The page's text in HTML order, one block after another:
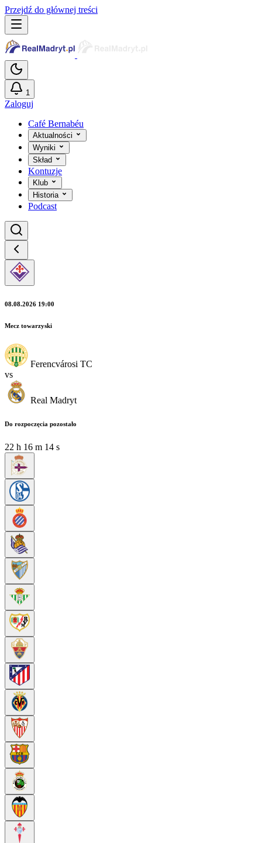
Przejdź do głównej treści
1
Zaloguj
Café Bernabéu
Aktualności
Wyniki
Skład
Kontuzje
Klub
Historia
Podcast
08.08.2026 19:00
Mecz towarzyski
Ferencvárosi TC
vs
Real Madryt
Do rozpoczęcia pozostało
22 h 16 m 12 s